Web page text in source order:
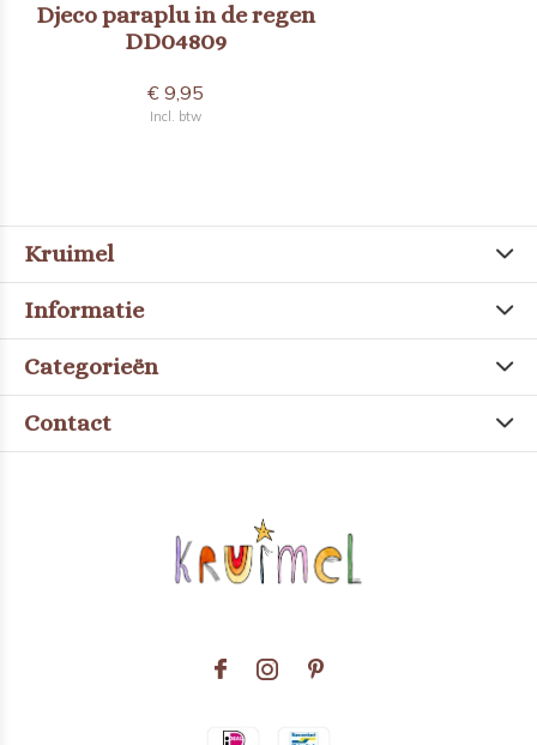
Djeco paraplu in de regen
DD04809
€ 9,95
Incl. btw
Kruimel
Informatie
Categorieën
Contact